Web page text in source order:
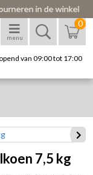
in de winkel
menu
0
van 09:00 tot 17:00
7,5 kg